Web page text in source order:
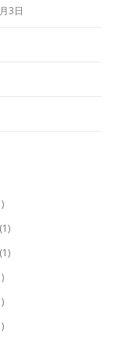
3日
(1)
(1)